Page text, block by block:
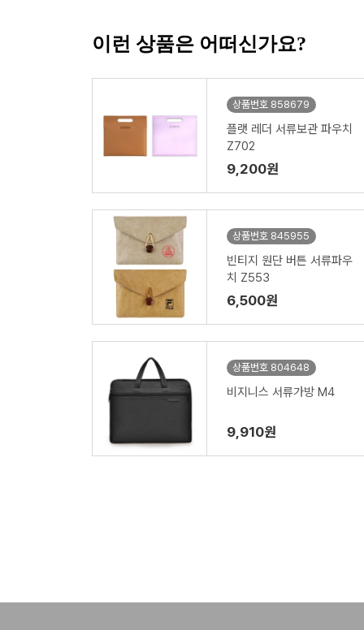
이런 상품은 어떠신가요?
상품번호 858679
플랫 레더 서류보관 파우치
Z702
9,200원
상품번호 845955
빈티지 원단 버튼 서류파우
치 Z553
6,500원
상품번호 804648
비지니스 서류가방 M4
9,910원